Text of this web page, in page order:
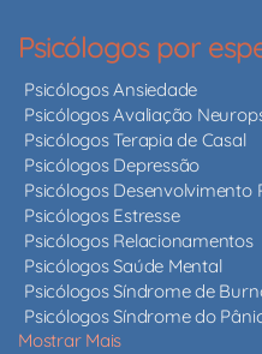
Psicólogos por
Psicólogos Ansiedade
Psicólogos Avaliação
Psicólogos Terapia de Casal
Psicólogos Depressão
Psicólogos Desenvolvimento
Psicólogos Estresse
Psicólogos Relacionamentos
Psicólogos Saúde Mental
Psicólogos Síndrome de
Psicólogos Síndrome do
Mostrar Mais